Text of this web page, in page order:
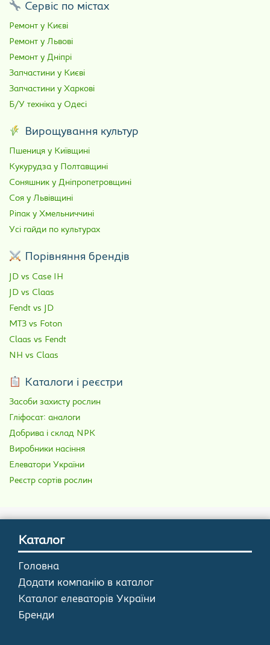
Сервіс по містах
Ремонт у Києві
Ремонт у Львові
Ремонт у Дніпрі
Запчастини у Києві
Запчастини у Харкові
Б/У техніка у Одесі
Вирощування культур
Пшениця у Київщині
Кукурудза у Полтавщині
Соняшник у Дніпропетровщині
Соя у Львівщині
Ріпак у Хмельниччині
Усі гайди по культурах
Порівняння брендів
JD vs Case IH
JD vs Claas
Fendt vs JD
МТЗ vs Foton
Claas vs Fendt
NH vs Claas
Каталоги і реєстри
Засоби захисту рослин
Гліфосат: аналоги
Добрива і склад NPK
Виробники насіння
Елеватори України
Реєстр сортів рослин
Каталог
Головна
Додати компанію в каталог
Каталог елеваторів України
Бренди